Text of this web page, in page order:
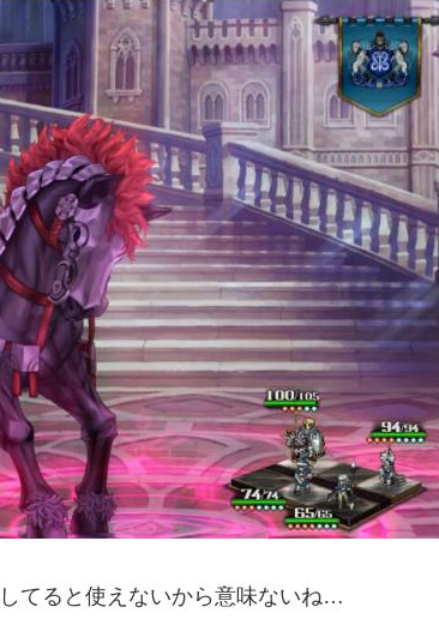
てると使えないから意味ないね…